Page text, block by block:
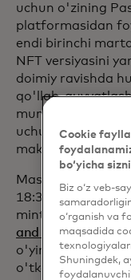
uchun o'zining
platformasidan
endi birinchi
NFT versiyasini
doimiy ravishda
qo'llab-
mumkin bo'ladi.
uchun Mastercard
maksimal 10 000
Mastercard 16-
18:30 dan 21:30
mintaqasi)
and Gardensda
o'yinining
o'tkazadi.
Cookie
bo‘yicha
Biz o‘z veb-
o‘rganish va
maqsadida
Shuningdek,